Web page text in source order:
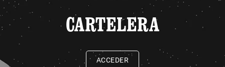
CARTELERA
ACCEDER